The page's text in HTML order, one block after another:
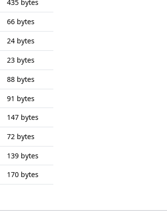
435 bytes
66 bytes
24 bytes
23 bytes
88 bytes
91 bytes
147 bytes
72 bytes
139 bytes
170 bytes